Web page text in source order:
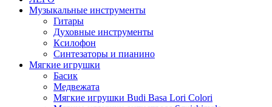
Музыкальные инструменты
Гитары
Духовные инструменты
Ксилофон
Синтезаторы и пианино
Мягкие игрушки
Басик
Медвежата
Мягкие игрушки Budi Basa Lori Colori